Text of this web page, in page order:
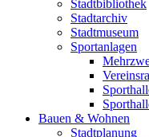
Stadtbibliothek
Stadtarchiv
Stadtmuseum
Sportanlagen
Bauen & Wohnen
Stadtplanung